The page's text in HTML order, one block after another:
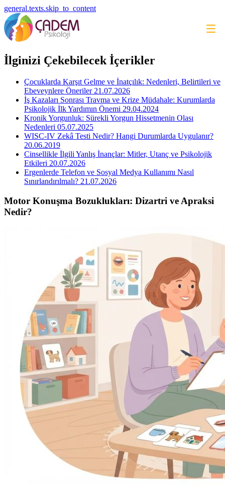
general.texts.skip_to_content
İlginizi Çekebilecek İçerikler
Çocuklarda Karşıt Gelme ve İnatçılık: Nedenleri, Belirtileri ve
Ebeveynlere Öneriler 21.07.2026
İş Kazaları Sonrası Travma ve Krize Müdahale: Kurumlarda
Psikolojik İlk Yardımın Önemi 29.04.2024
Kronik Yorgunluk: Sürekli Yorgun Hissetmenin Olası
Nedenleri 05.07.2025
WISC-IV Zekâ Testi Nedir? Hangi Durumlarda Uygulanır?
20.06.2019
Cinsellikle İlgili Yanlış İnançlar: Mitler, Utanç ve Psikolojik
Etkileri 20.07.2026
Ergenlerde Telefon ve Sosyal Medya Kullanımı Nasıl
Sınırlandırılmalı? 21.07.2026
Motor Konuşma Bozuklukları: Dizartri ve Apraksi
Nedir?